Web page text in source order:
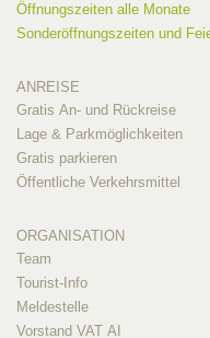
Öffnungszeiten alle Monate
Sonderöffnungszeiten und
ANREISE
Gratis An- und Rückreise
Lage & Parkmöglichkeiten
Gratis parkieren
Öffentliche Verkehrsmittel
ORGANISATION
Team
Tourist-Info
Meldestelle
Vorstand VAT AI